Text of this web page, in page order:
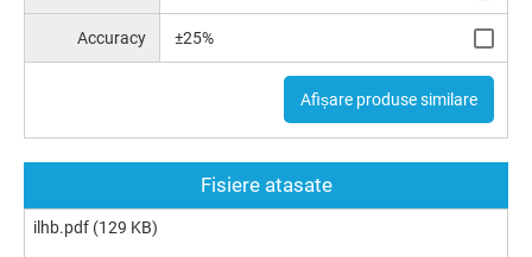
Accuracy ±25%
Afișare produse similare
Fisiere atasate
ilhb.pdf (129 KB)